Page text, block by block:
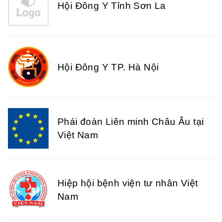
Hội Đông Y Tỉnh Sơn La
Hội Đông Y TP. Hà Nội
Phái đoàn Liên minh Châu Âu tại
Việt Nam
Hiệp hội bệnh viện tư nhân Việt
Nam